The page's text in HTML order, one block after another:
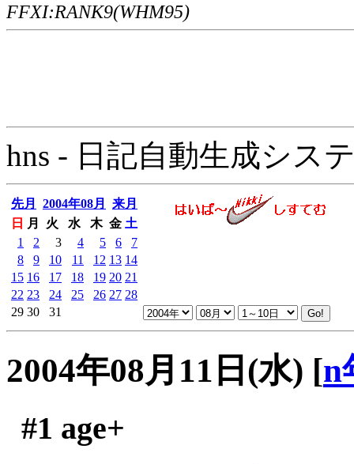
FFXI:RANK9(WHM95)
hns - 日記自動生成シス
先月 2004年08月
来月
日
月 火 水 木 金 土
1
2 3 4 5 6
7
8
9 10 11 12 13 14
15 16 17 18 19 20 21
22 23 24 25 26 27 28
29 30 31
2004年08月11日(水) [n
#1 age+